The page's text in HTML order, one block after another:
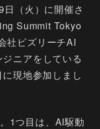
（火）に開催さ
Summit Tokyo
社ビズリーチAI
ニアをしている
現地参加しまし
1つ目は、AI駆動